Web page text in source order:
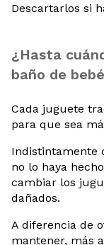
Descartarlos si
¿Hasta
baño de
Cada juguete
para que sea
Indistintamente
no lo haya
cambiar los
dañados.
A diferencia de
mantener, más